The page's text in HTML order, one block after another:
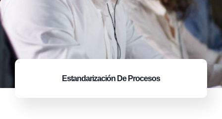
Estandarización De Procesos